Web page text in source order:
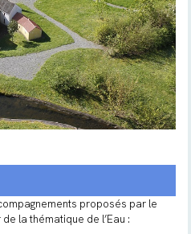
proposés par le
la thématique de l’Eau :